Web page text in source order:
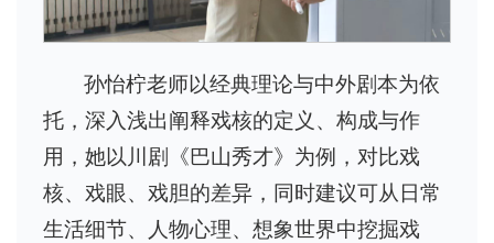
孙怡柠老师以经典理论与中外剧本为依
托，深入浅出阐释戏核的定义、构成与作
用，她以川剧《巴山秀才》为例，对比戏
核、戏眼、戏胆的差异，同时建议可从日常
生活细节、人物心理、想象世界中挖掘戏